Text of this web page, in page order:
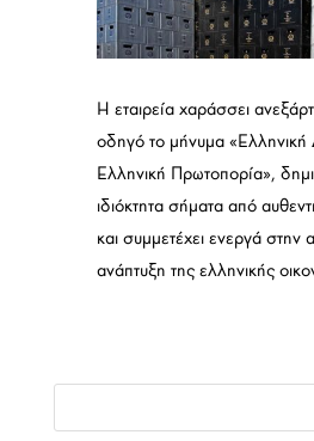
Η εταιρεία χαράσσει
οδηγό το μήνυμα «Ελληνική
Ελληνική Πρωτοπορία»,
ιδιόκτητα σήματα από
και συμμετέχει ενεργά στην
ανάπτυξη της ελληνικής